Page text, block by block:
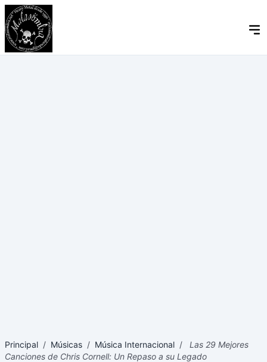
Principal / Músicas / Música Internacional /
Las 29 Mejores
Canciones de Chris Cornell: Un Repaso a su Legado